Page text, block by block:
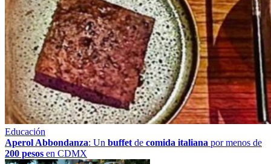
Educación
Aperol Abbondanza: Un buffet de comida italiana por menos de
200 pesos en CDMX